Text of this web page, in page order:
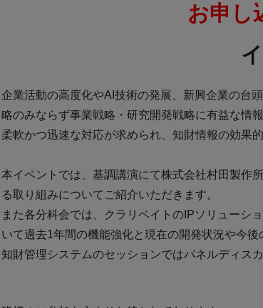
お申し
企業活動の高度化やAI技術の発展、新興企業の台
略のみならず事業戦略・研究開発戦略に有益な情
柔軟かつ迅速な対応が求められ、知財情報の効果
本イベントでは、基調講演にて株式会社村田製作
る取り組みについてご紹介いただきます。
また各分科会では、クラリベイトのIPソリューシ
いて過去1年間の機能強化と現在の開発状況や今
知財管理システムのセッションではパネルディス